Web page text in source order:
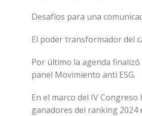
Desafíos para una
El poder transformador del
Por último la agenda
panel Movimiento anti ESG.
En el marco del IV
ganadores del ranking 2024